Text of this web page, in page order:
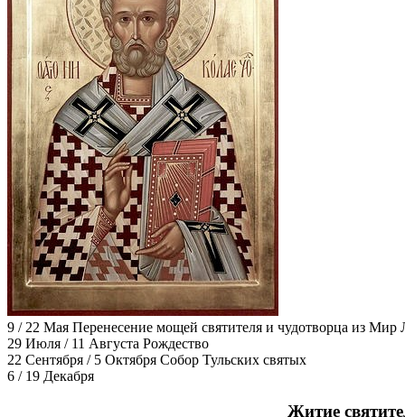
9 / 22 Мая Перенесение мощей святителя и чудотворца из Мир
29 Июля / 11 Августа Рождество
22 Сентября / 5 Октября Собор Тульских святых
6 / 19 Декабря
Житие